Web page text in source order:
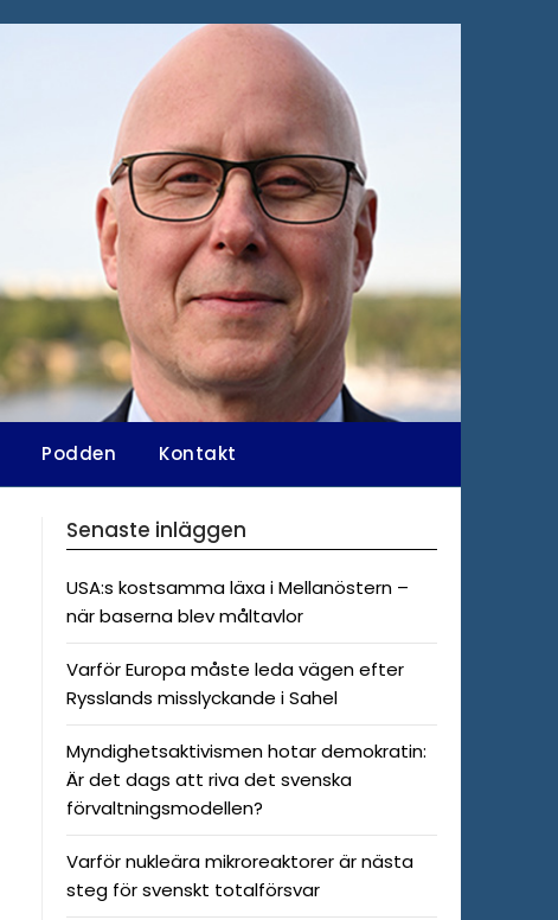
Podden Kontakt
Senaste inläggen
USA:s kostsamma läxa i Mellanöstern –
när baserna blev måltavlor
Varför Europa måste leda vägen efter
Rysslands misslyckande i Sahel
Myndighetsaktivismen hotar demokratin:
Är det dags att riva det svenska
förvaltningsmodellen?
Varför nukleära mikroreaktorer är nästa
steg för svenskt totalförsvar